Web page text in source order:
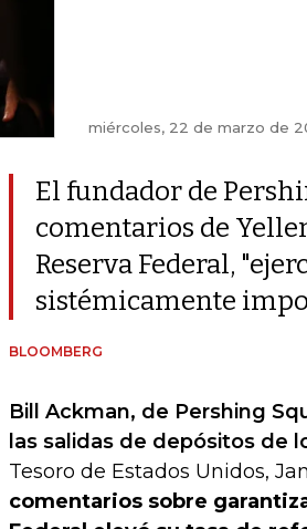
miércoles, 22 de marzo de
El fundador de
comentarios de
Reserva Federal,
sistémicamente
BLOOMBERG
Bill Ackman, de Pershing
las salidas de depósitos de
Tesoro de Estados Unidos,
comentarios sobre